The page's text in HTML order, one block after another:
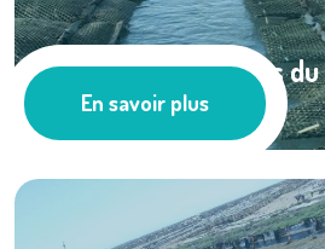
Huîtres et bactéries du
Ressources documentaires
En savoir plus